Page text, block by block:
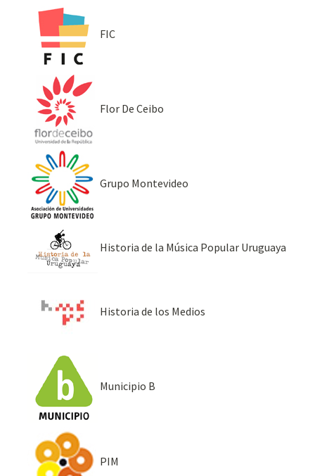
FIC
Flor De Ceibo
Grupo Montevideo
Historia de la Música Popular Uruguaya
Historia de los Medios
Municipio B
PIM